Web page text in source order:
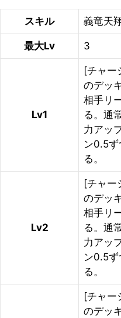
スキル 義竜天
最大Lv 3
Lv1
[チャー
のデッ
相手リ
る。通
力アッ
ン0.5
る。
Lv2
[チャー
のデッ
相手リ
る。通
力アッ
ン0.5
る。
[チャー
のデッ